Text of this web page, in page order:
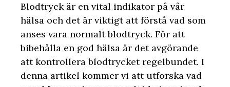
Blodtryck är en vital indikator på vår
hälsa och det är viktigt att förstå vad som
anses vara normalt blodtryck. För att
bibehålla en god hälsa är det avgörande
att kontrollera blodtrycket regelbundet. I
denna artikel kommer vi att utforska vad